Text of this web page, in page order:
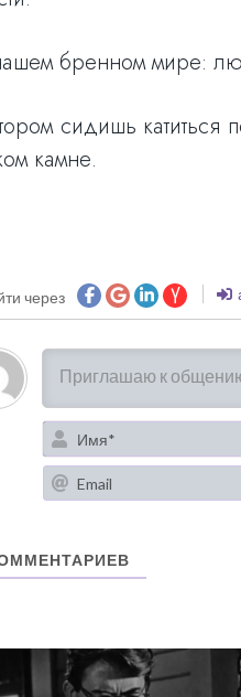
бренном мире:
сидишь катиться
камне.
через